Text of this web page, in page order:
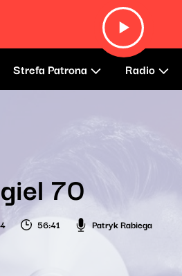
Strefa Patrona Radio
70
56:41 Patryk Rabiega